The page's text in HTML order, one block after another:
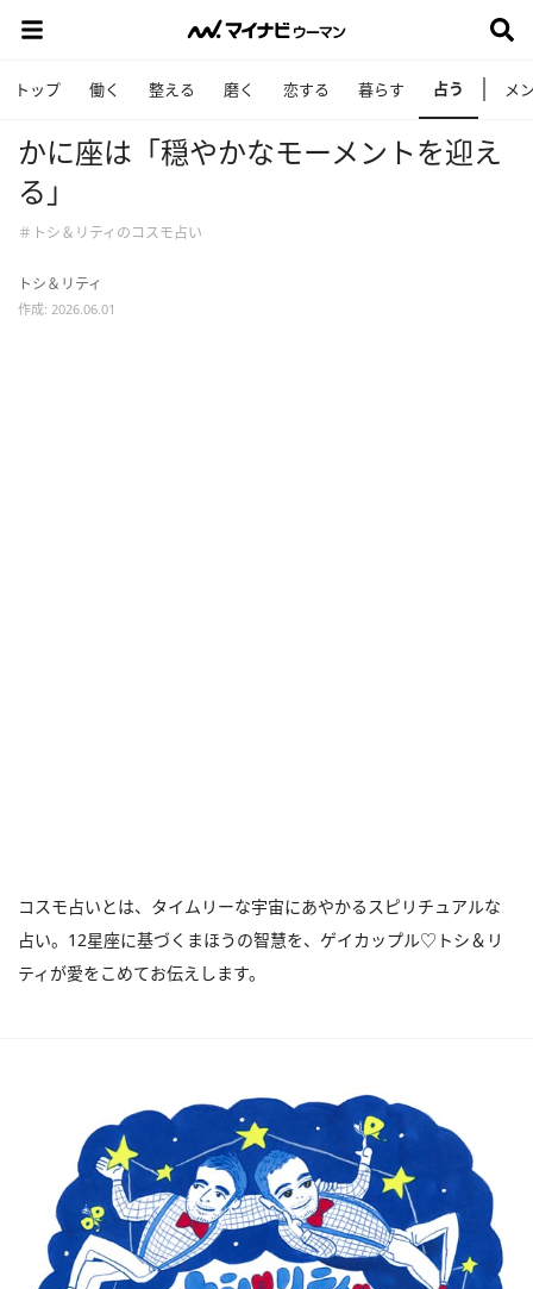
トップ 働く 整える 磨く 恋する 暮らす 占う メ
かに座は「穏やかなモーメントを迎え
る」
＃トシ＆リティのコスモ占い
トシ＆リティ
作成: 2026.06.01
コスモ占いとは、タイムリーな宇宙にあやかるスピリチュアルな
占い。12星座に基づくまほうの智慧を、ゲイカップル♡トシ＆リ
ティが愛をこめてお伝えします。